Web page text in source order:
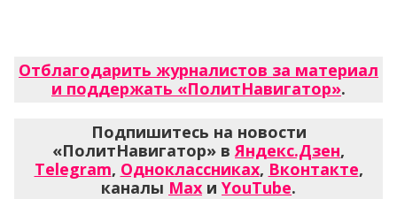
Отблагодарить журналистов за материал
и поддержать «ПолитНавигатор».
Подпишитесь на новости
«ПолитНавигатор» в Яндекс.Дзен,
Telegram, Одноклассниках, Вконтакте,
каналы Max и YouTube.